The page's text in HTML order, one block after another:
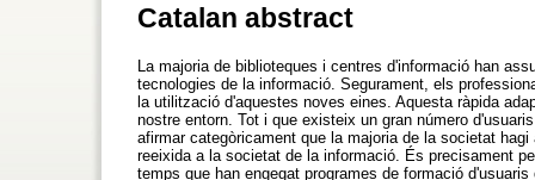
Catalan abstract
La majoria de biblioteques i centres d'informació han
tecnologies de la informació. Segurament, els
la utilització d'aquestes noves eines. Aquesta ràpida
nostre entorn. Tot i que existeix un gran número
afirmar categòricament que la majoria de la societat
reeixida a la societat de la informació. És precisament
temps que han engegat programes de formació